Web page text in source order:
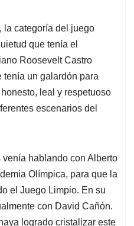
la categoría del juego
que tenía el
Roosevelt Castro
tenía un galardón para
leal y respetuoso
escenarios del
venía hablando con Alberto
Olímpica, para que la
el Juego Limpio. En su
con David Cañón.
logrado cristalizar este